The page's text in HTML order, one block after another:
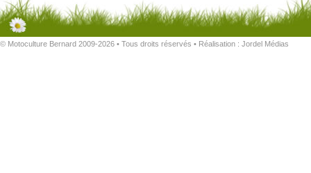
© Motoculture Bernard 2009-2026 • Tous droits réservés • Réalisation : Jordel Médias